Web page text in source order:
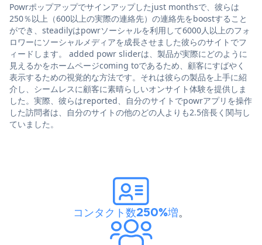
Powrポップアップでサインアップしたjust monthsで、彼らは
250％以上（600以上の実際の連絡先）の連絡先をboostすること
ができ、steadilyはpowrソーシャルを利用して6000人以上のフォ
ロワーにソーシャルメディアを成長させました彼らのサイトでフ
ィードします。 added powr sliderは、製品が実際にどのように
見えるかをホームページcoming toであるため、顧客にすばやく
表示するための視覚的な方法です。それは彼らの製品を上手に紹
介し、シームレスに顧客に素晴らしいオンサイト体験を提供しま
した。実際、彼らはreported、自分のサイトでpowrアプリを操作
した訪問者は、自分のサイトの他のどの人よりも2.5倍長く関与し
ていました。
コンタクト数250%増。